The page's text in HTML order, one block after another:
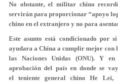
No obstante, el militar chino
servirán para proporcionar “apoyo
chino en el extranjero y no para
Este asunto está condicionado por
ayudara a China a cumplir mejor con
las Naciones Unidas (ONU). Y
aprobación del país en donde se
el teniente general chino He Lei,